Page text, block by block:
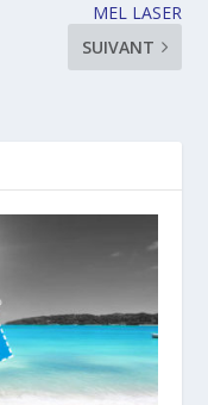
MEL LASER
SUIVANT